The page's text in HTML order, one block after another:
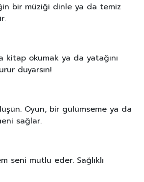
bir müziği dinle ya da temiz
kitap okumak ya da yatağını
duyarsın!
Oyun, bir gülümseme ya da
sağlar.
seni mutlu eder. Sağlıklı